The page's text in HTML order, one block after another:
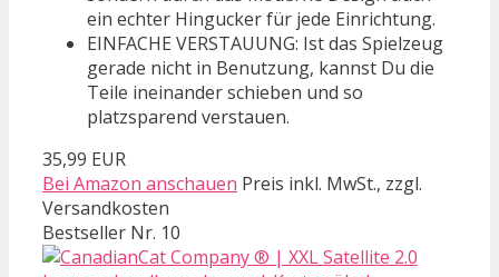
ein echter Hingucker für jede Einrichtung.
EINFACHE VERSTAUUNG: Ist das Spielzeug
gerade nicht in Benutzung, kannst Du die
Teile ineinander schieben und so
platzsparend verstauen.
35,99 EUR
Bei Amazon anschauen Preis inkl. MwSt., zzgl.
Versandkosten
Bestseller Nr. 10